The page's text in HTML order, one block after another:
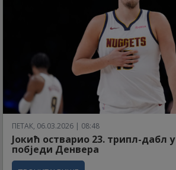
ПЕТАК, 06.03.2026 | 08:48
Јокић остварио 23. трипл-дабл
побједи Денвера